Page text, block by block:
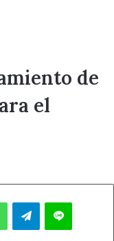
de
el
WhatsAppTelegramLine